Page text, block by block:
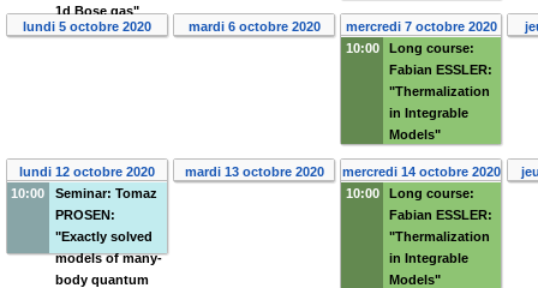
1d Bose gas"
lundi 5 octobre 2020 mardi 6 octobre 2020
mercredi 7 octobre 2020
10:00
Long course:
Fabian ESSLER:
"Thermalization
in Integrable
Models"
lundi 12 octobre 2020
10:00
Seminar: Tomaz
PROSEN:
"Exactly solved
models of many-
body quantum
mardi 13 octobre 2020
mercredi 14 octobre 2020
10:00
Long course:
Fabian ESSLER:
"Thermalization
in Integrable
Models"